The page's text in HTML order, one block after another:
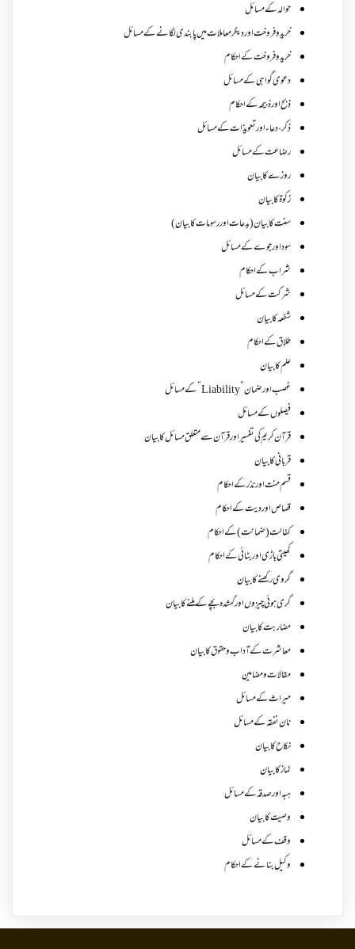
حوالہ کے مسائل
خرید و فروخت اور دیگر معاملات میں پابندی لگانے کے مسائل
خرید و فروخت کے احکام
دعوی گواہی کے مسائل
ذبح اور ذبیحہ کے احکام
ذکر،دعاء اور تعویذات کے مسائل
رضاعت کے مسائل
روزے کا بیان
زکوة کابیان
سنت کا بیان (بدعات اور رسومات کا بیان)
سود اور جوے کے مسائل
شراب کے احکام
شرکت کے مسائل
شفعہ کا بیان
طلاق کے احکام
علم کا بیان
غصب اورضمان”Liability” کے مسائل
فیصلوں کے مسائل
قرآن کریم کی تفسیر اور قرآن سے متعلق مسائل کا بیان
قربانی کا بیان
قسم منت اور نذر کے احکام
قصاص اور دیت کے احکام
کفالت (ضمانت) کے احکام
کھیتی باڑی اور بٹائی کے احکام
گروی رکھنے کا بیان
گری ہوئی چیزوں اورگمشدہ بچے کے ملنے کا بیان
مضاربت کا بیان
معاشرت کے آداب و حقوق کا بیان
مقالات ومضامین
میراث کے مسائل
نان نفقہ کے مسائل
نکاح کا بیان
نماز کا بیان
ہبہ اور صدقہ کے مسائل
وصیت کا بیان
وقف کے مسائل
وکیل بنانے کے احکام